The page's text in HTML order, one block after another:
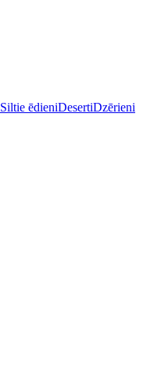
Siltie ēdieniDesertiDzērieni